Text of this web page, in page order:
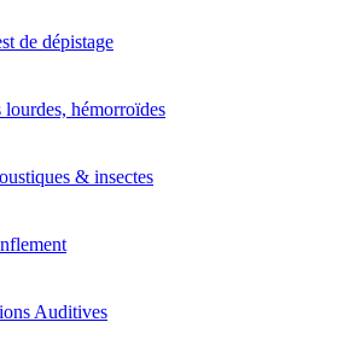
de dépistage
lourdes, hémorroïdes
& insectes
Auditives